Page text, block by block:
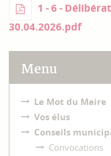
1 - 6 -
30.04.2026.pdf
Menu
Le Mot du Maire
Vos élus
Conseils
Convocations